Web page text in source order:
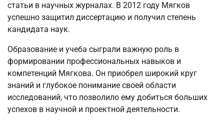
статьи в научных журналах. В 2012 году Мягков
успешно защитил диссертацию и получил степень
кандидата наук.
Образование и учеба сыграли важную роль в
формировании профессиональных навыков и
компетенций Мягкова. Он приобрел широкий круг
знаний и глубокое понимание своей области
исследований, что позволило ему добиться больших
успехов в научной и проектной деятельности.